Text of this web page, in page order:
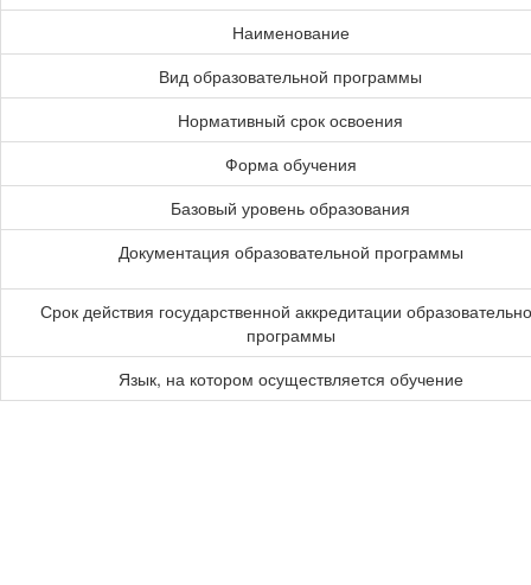
Наименование
Вид образовательной программы
Нормативный срок освоения
Форма обучения
Базовый уровень образования
Документация образовательной программы
Срок действия государственной аккредитации
программы
Язык, на котором осуществляется обучение